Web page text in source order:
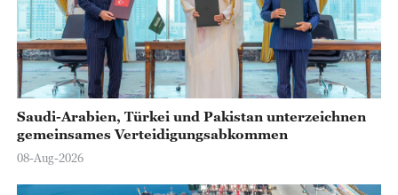
Saudi-Arabien, Türkei und Pakistan unterzeichnen
gemeinsames Verteidigungsabkommen
08-Aug-2026